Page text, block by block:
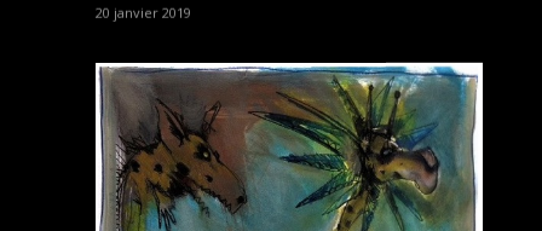
20 janvier 2019